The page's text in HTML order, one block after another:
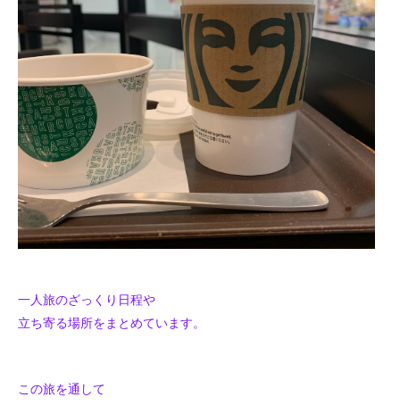
一人旅のざっくり日程や
立ち寄る場所をまとめています。
この旅を通して